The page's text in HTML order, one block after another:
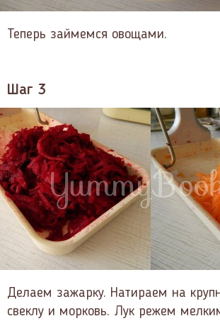
Теперь займемся овощами.
Шаг 3
Делаем зажарку. Натираем на
свеклу и морковь. Лук режем